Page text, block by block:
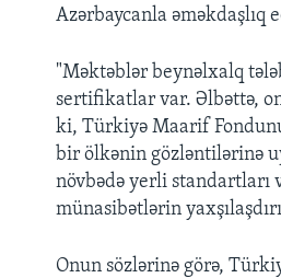
Azərbaycanla əməkdaşlıq
"Məktəblər beynəlxalq
sertifikatlar var. Əlbəttə,
ki, Türkiyə Maarif
bir ölkənin gözləntilərinə
növbədə yerli standartları
münasibətlərin
Onun sözlərinə görə,